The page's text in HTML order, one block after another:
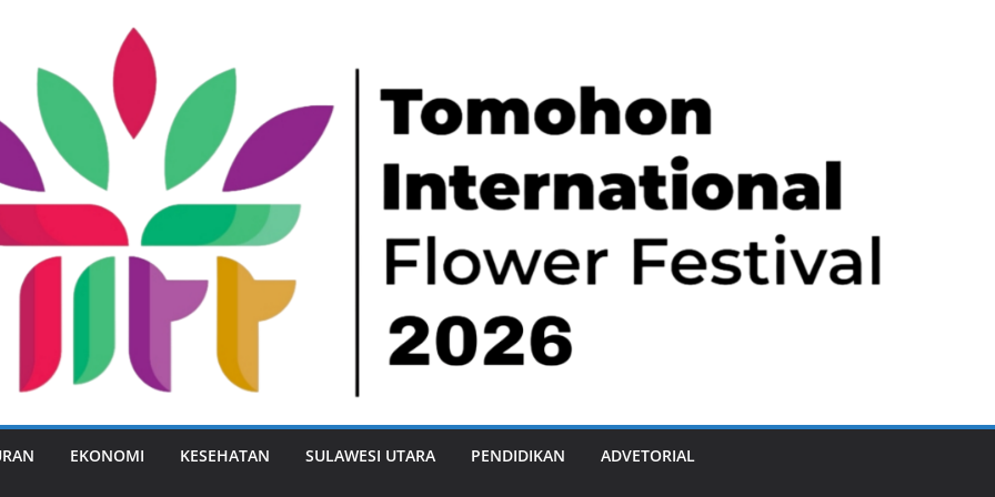
EKONOMI KESEHATAN SULAWESI UTARA PENDIDIKAN ADVETORIAL